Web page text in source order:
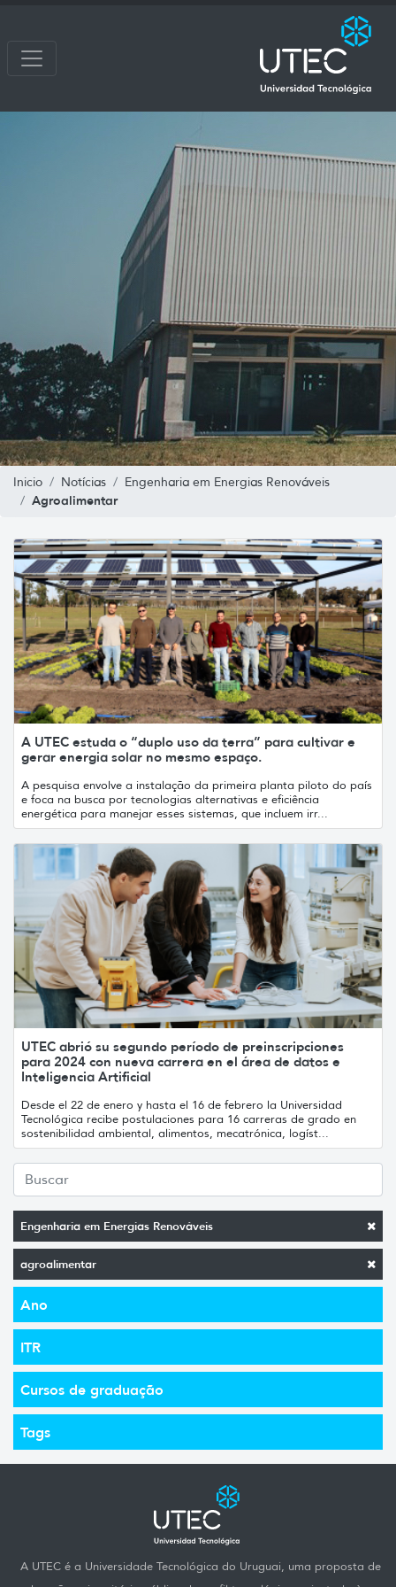
Inicio Notícias Engenharia em Energias Renováveis
Agroalimentar
Engenharia em Energias Renováveis
agroalimentar
Ano
ITR
Cursos de graduação
Tags
A UTEC estuda o “duplo uso da terra” para cultivar e
gerar energia solar no mesmo espaço.
A pesquisa envolve a instalação da primeira planta piloto do país
e foca na busca por tecnologias alternativas e eficiência
energética para manejar esses sistemas, que incluem irr...
UTEC abrió su segundo período de preinscripciones
para 2024 con nueva carrera en el área de datos e
Inteligencia Artificial
Desde el 22 de enero y hasta el 16 de febrero la Universidad
Tecnológica recibe postulaciones para 16 carreras de grado en
sostenibilidad ambiental, alimentos, mecatrónica, logíst...
A UTEC é a Universidade Tecnológica do Uruguai, uma proposta de